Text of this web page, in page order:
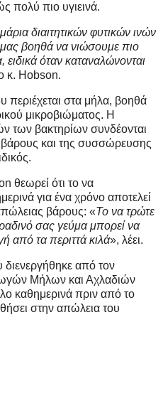
πολύ πιο υγιεινά.
διαιτητικών φυτικών ινών
βοηθά να νιώσουμε πιο
ειδικά όταν καταναλώνονται
ο κ. Hobson.
περιέχεται στα μήλα, βοηθά
μικροβιώματος. Η
των βακτηρίων συνδέονται
και της συσσώρευσης
θεωρεί ότι το να
για ένα χρόνο αποτελεί
βάρους: «Το να τρώτε
σας γεύμα μπορεί να
από τα περιττά κιλά», λέει.
διενεργήθηκε από τον
Μήλων και Αχλαδιών
καθημερινά πριν από το
στην απώλεια του